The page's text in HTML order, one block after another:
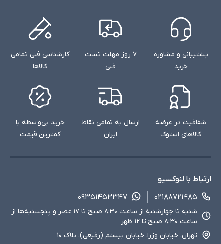
پشتیبانی و مشاوره
خرید
۷ روز مهلت تست
فنی
کارشناسی فنی تمامی
کالاها
شفافیت در عرضه
کالاهای استوک
ارسال به تمامی نقاط
ایران
خرید بی‌واسطه با
کمترین قیمت
ارتباط با لنوکسیو
۰۲۱۸۸۷۲۱۴۸۵
۰۹۳۵۱۴۵۳۳۴۷
شنبه تا چهارشنبه از ساعت ۸:۳۰ صبح تا ۱۷ عصر و پنجشنبه‌ها از
ساعت ۸:۳۰ صبح تا ۱۲ ظهر
تهران، خیابان وزرا، خیابان بیستم (رفیعی)، پلاک ۱۰